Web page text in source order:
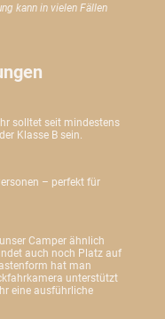
kann in vielen Fällen
solltet seit mindestens
Klasse B sein.
– perfekt für
Camper ähnlich
auch noch Platz auf
hat man
unterstützt
eine ausführliche